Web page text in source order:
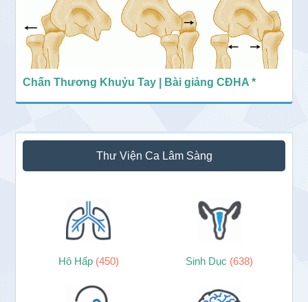
Chấn Thương Khuỷu Tay | Bài giảng CĐHA *
Thư Viện Ca Lâm Sàng
Hô Hấp (450) Sinh Dục (638)